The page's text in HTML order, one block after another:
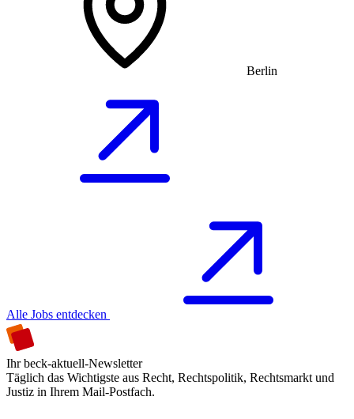
Berlin
Alle Jobs entdecken
Ihr beck-aktuell-Newsletter
Täglich das Wichtigste aus Recht, Rechtspolitik, Rechtsmarkt und
Justiz in Ihrem Mail-Postfach.